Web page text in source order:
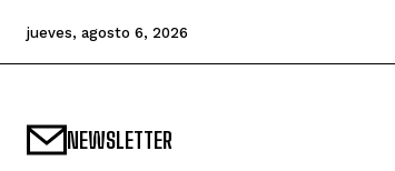
jueves, agosto 6, 2026
NEWSLETTER